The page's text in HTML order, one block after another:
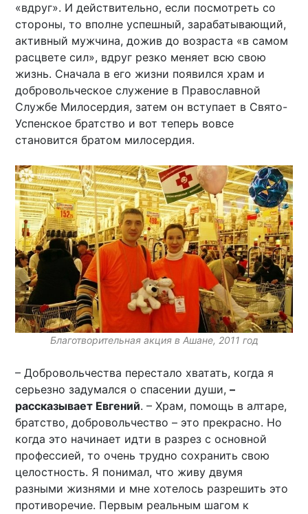
«вдруг». И действительно, если посмотреть со
стороны, то вполне успешный, зарабатывающий,
активный мужчина, дожив до возраста «в самом
расцвете сил», вдруг резко меняет всю свою
жизнь. Сначала в его жизни появился храм и
добровольческое служение в Православной
Службе Милосердия, затем он вступает в Свято-
Успенское братство и вот теперь вовсе
становится братом милосердия.
Благотворительная акция в Ашане, 2011 год
– Добровольчества перестало хватать, когда я
серьезно задумался о спасении души,–
рассказывает Евгений. – Храм, помощь в алтаре,
братство, добровольчество – это прекрасно. Но
когда это начинает идти в разрез с основной
профессией, то очень трудно сохранить свою
целостность. Я понимал, что живу двумя
разными жизнями и мне хотелось разрешить это
противоречие. Первым реальным шагом к